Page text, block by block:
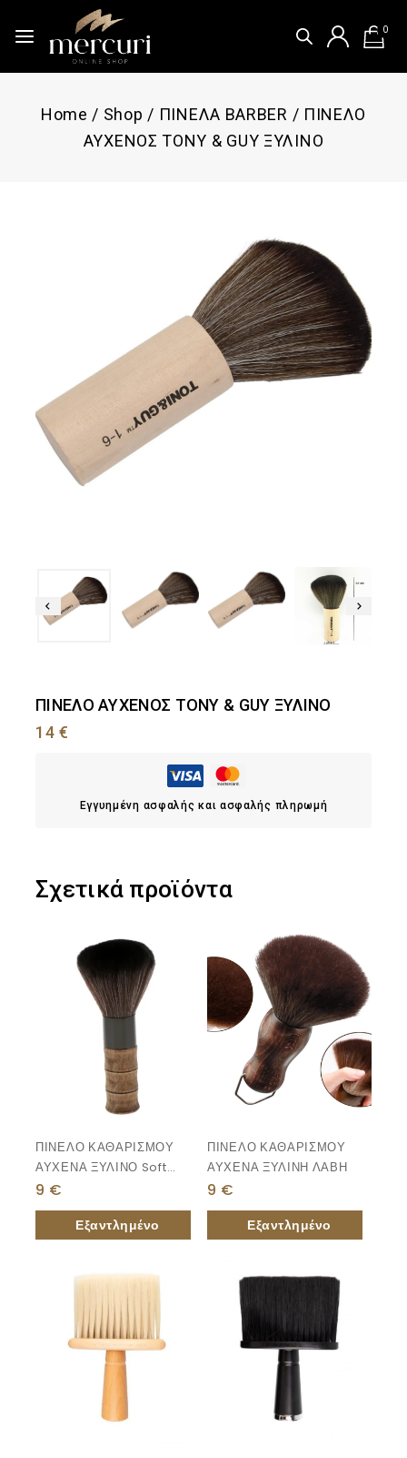
0
Home / Shop / ΠΙΝΕΛΑ BARBER / ΠΙΝΕΛΟ
ΑΥΧΕΝΟΣ TONY & GUY ΞΥΛΙΝΟ
ΠΙΝΕΛΟ ΑΥΧΕΝΟΣ TONY & GUY ΞΥΛΙΝΟ
14€
Εγγυημένη ασφαλής και ασφαλής πληρωμή
Σχετικά προϊόντα
ΠΙΝΕΛΟ ΚΑΘΑΡΙΣΜΟΥ
ΑΥΧΕΝΑ ΞΥΛΙΝΟ Soft
Fiber
9 €
ΠΙΝΕΛΟ ΚΑΘΑΡΙΣΜΟΥ
ΑΥΧΕΝΑ ΞΥΛΙΝΗ ΛΑΒΗ
9 €